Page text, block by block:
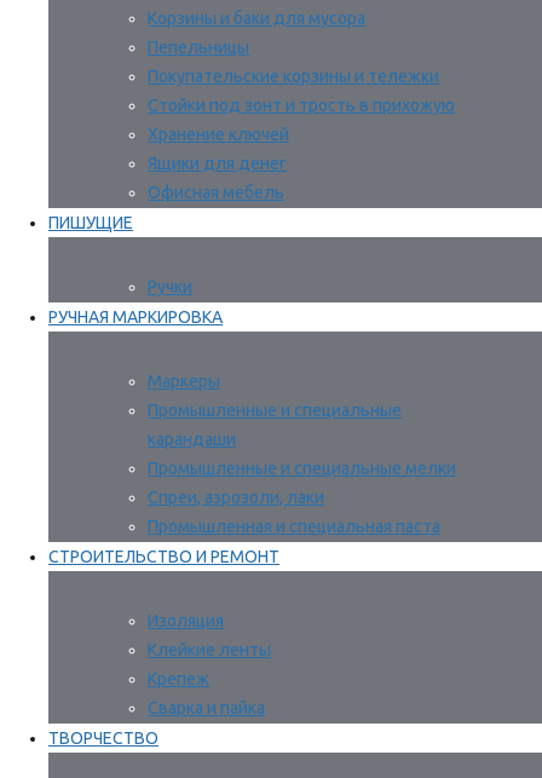
Корзины и баки для мусора
Пепельницы
Покупательские корзины и тележки
Стойки под зонт и трость в прихожую
Хранение ключей
Ящики для денег
Офисная мебель
ПИШУЩИЕ
Ручки
РУЧНАЯ МАРКИРОВКА
Маркеры
Промышленные и специальные
карандаши
Промышленные и специальные мелки
Спреи, аэрозоли, лаки
Промышленная и специальная паста
СТРОИТЕЛЬСТВО И РЕМОНТ
Изоляция
Клейкие ленты
Крепеж
Сварка и пайка
ТВОРЧЕСТВО